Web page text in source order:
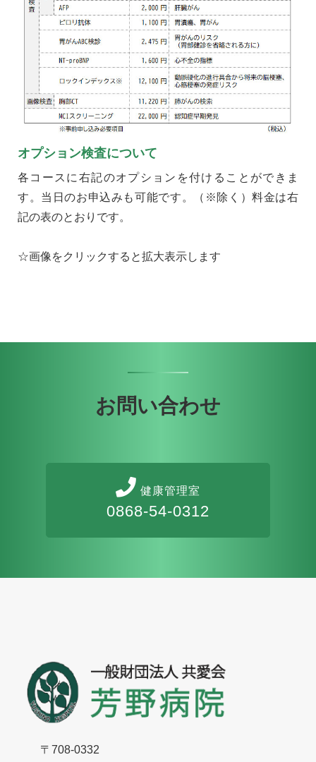
オプション検査について
各コースに右記のオプションを付けることができま
す。当日のお申込みも可能です。（※除く）料金は右
記の表のとおりです。
☆画像をクリックすると拡大表示します
お問い合わせ
健康管理室
0868-54-0312
〒708-0332